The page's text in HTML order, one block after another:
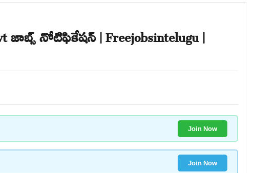
నోటిఫికేషన్ | Freejobsintelugu |
Join Now
Join Now